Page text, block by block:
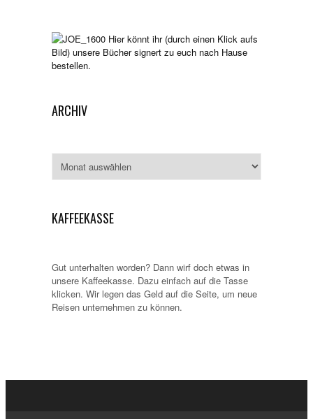
Hier könnt ihr (durch einen Klick aufs
Bild) unsere Bücher signert zu euch nach Hause
bestellen.
ARCHIV
KAFFEEKASSE
Gut unterhalten worden? Dann wirf doch etwas in
unsere Kaffeekasse. Dazu einfach auf die Tasse
klicken. Wir legen das Geld auf die Seite, um neue
Reisen unternehmen zu können.